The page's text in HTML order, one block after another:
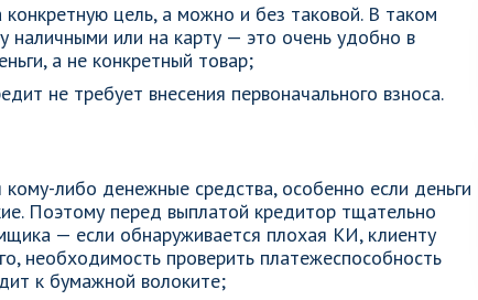
конкретную цель, а можно и без таковой. В таком
наличными или на карту — это очень удобно в
а не конкретный товар;
не требует внесения первоначального взноса.
либо денежные средства, особенно если деньги
Поэтому перед выплатой кредитор тщательно
— если обнаруживается плохая КИ, клиенту
необходимость проверить платежеспособность
к бумажной волоките;